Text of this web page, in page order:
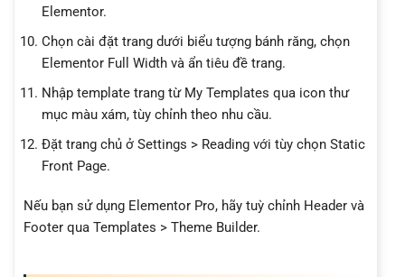
Elementor.
Chọn cài đặt trang dưới biểu tượng bánh răng, chọn
Elementor Full Width và ẩn tiêu đề trang.
Nhập template trang từ My Templates qua icon thư
mục màu xám, tùy chỉnh theo nhu cầu.
Đặt trang chủ ở Settings > Reading với tùy chọn Static
Front Page.
Nếu bạn sử dụng Elementor Pro, hãy tuỳ chỉnh Header và
Footer qua Templates > Theme Builder.